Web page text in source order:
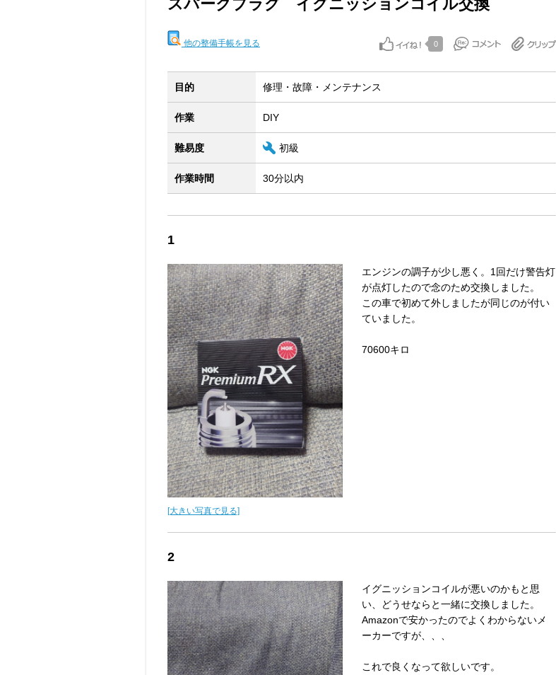
スパークプラグ イグニッションコイル交換
他の整備手帳を見る 0
目的 修理・故障・メンテナンス
作業 DIY
難易度 初級
作業時間 30分以内
1
[大きい写真で見る]
エンジンの調子が少し悪く。1回だけ警告灯
が点灯したので念のため交換しました。
この車で初めて外しましたが同じのが付い
ていました。
70600キロ
2
イグニッションコイルが悪いのかもと思
い、どうせならと一緒に交換しました。
Amazonで安かったのでよくわからないメ
ーカーですが、、、
これで良くなって欲しいです。